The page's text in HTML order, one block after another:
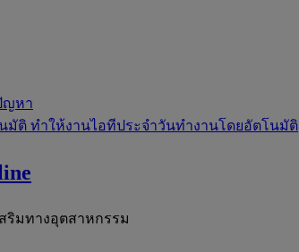
ญหา
มัติ ทำให้งานไอทีประจำวันทำงานโดยอัตโนมัติ
ริมทางอุตสาหกรรม